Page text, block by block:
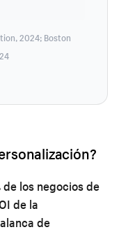
2024; Boston
de los negocios de
de la
de